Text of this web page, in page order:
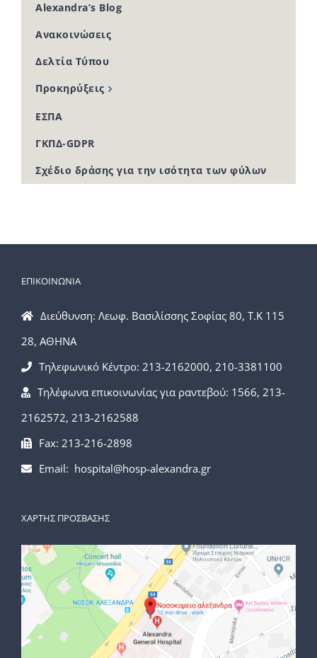
Alexandra’s Blog
Ανακοινώσεις
Δελτία Τύπου
Προκηρύξεις
ΕΣΠΑ
ΓΚΠΔ-GDPR
Σχέδιο δράσης για την ισότητα των φύλων
ΕΠΙΚΟΙΝΩΝΙΑ
Διεύθυνση: Λεωφ. Βασιλίσσης Σοφίας 80, Τ.Κ 115
28, ΑΘΗΝΑ
Τηλεφωνικό Κέντρο: 213-2162000, 210-3381100
Τηλέφωνα επικοινωνίας για ραντεβού: 1566, 213-
2162572, 213-2162588
Fax: 213-216-2898
Email: hospital@hosp-alexandra.gr
ΧΑΡΤΗΣ ΠΡΟΣΒΑΣΗΣ